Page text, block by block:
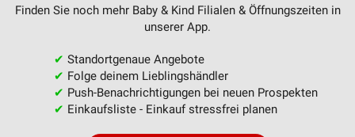
Finden Sie noch mehr Baby & Kind Filialen & Öffnungszeiten in
unserer App.
✔ Standortgenaue Angebote
✔ Folge deinem Lieblingshändler
✔ Push-Benachrichtigungen bei neuen Prospekten
✔ Einkaufsliste - Einkauf stressfrei planen